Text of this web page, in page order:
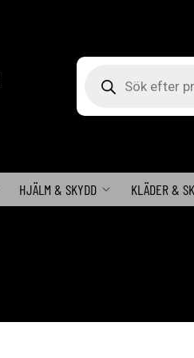
HJÄLM & SKYDD KLÄDER &